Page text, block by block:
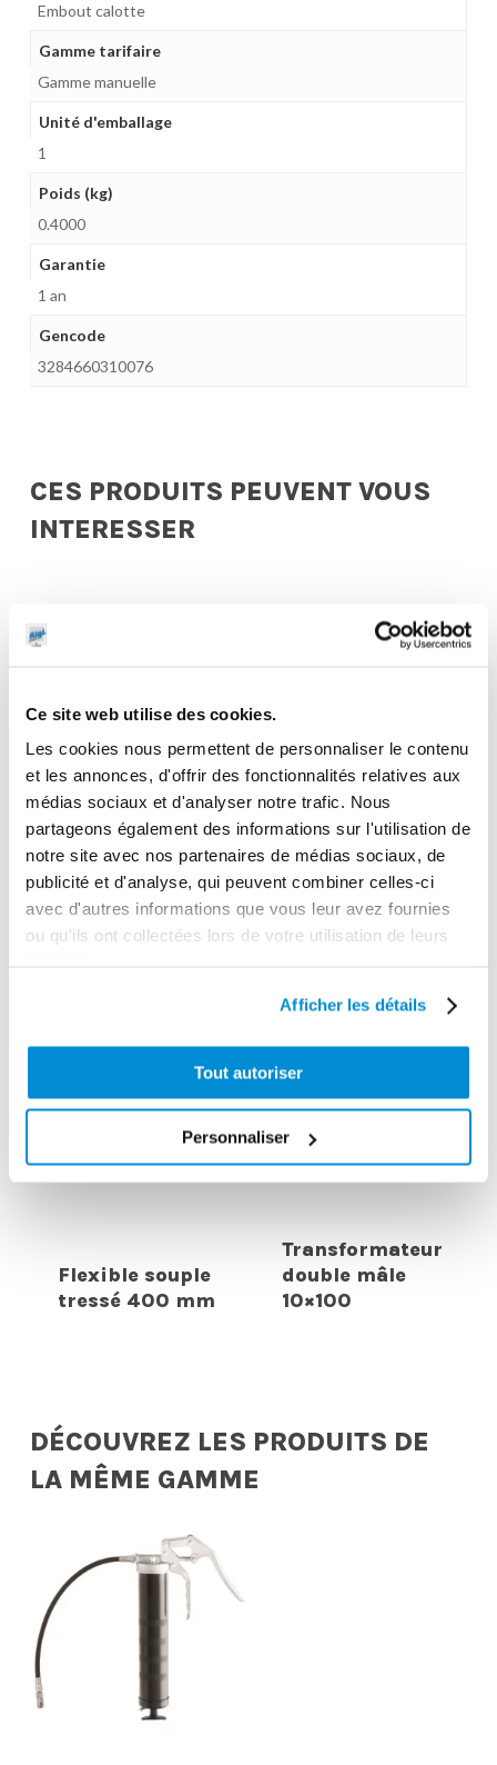
Ce site web utilise des cookies.
Les cookies nous permettent de personnaliser le contenu
et les annonces, d'offrir des fonctionnalités relatives aux
médias sociaux et d'analyser notre trafic. Nous
partageons également des informations sur l'utilisation de
notre site avec nos partenaires de médias sociaux, de
publicité et d'analyse, qui peuvent combiner celles-ci
avec d'autres informations que vous leur avez fournies
ou qu'ils ont collectées lors de votre utilisation de leurs
Afficher les détails
Tout autoriser
Personnaliser
Embout calotte
Gamme tarifaire
Gamme manuelle
Unité d'emballage
1
Poids (kg)
0.4000
Garantie
1 an
Gencode
3284660310076
CES PRODUITS PEUVENT VOUS
INTERESSER
Articulation
tournante
Aiguille de
graissage 70
mm pour
cardan
Flexible souple
tressé 400 mm
Transformateur
double mâle
10×100
DÉCOUVREZ LES PRODUITS DE
LA MÊME GAMME